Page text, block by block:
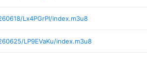
Lx4PGrPl/index.m3u8
LP9EVaKu/index.m3u8